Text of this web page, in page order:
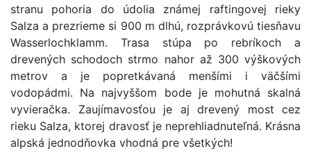
stranu pohoria do údolia známej raftingovej rieky
Salza a prezrieme si 900 m dlhú, rozprávkovú tiesňavu
Wasserlochklamm. Trasa stúpa po rebríkoch a
drevených schodoch strmo nahor až 300 výškových
metrov a je popretkávaná menšími i väčšími
vodopádmi. Na najvyššom bode je mohutná skalná
vyvieračka. Zaujímavosťou je aj drevený most cez
rieku Salza, ktorej dravosť je neprehliadnuteľná. Krásna
alpská jednodňovka vhodná pre všetkých!